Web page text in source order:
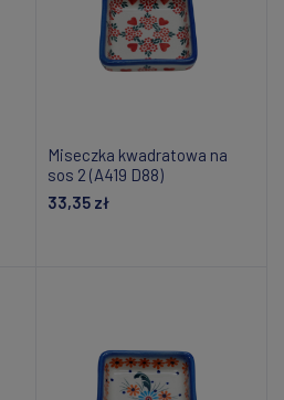
Miseczka kwadratowa na
sos 2 (A419 D88)
33,35 zł